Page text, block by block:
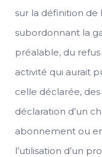
sur la définition de
subordonnant la
préalable, du
activité qui aurait
celle déclarée,
déclaration d’un
abonnement ou
l’utilisation d’un